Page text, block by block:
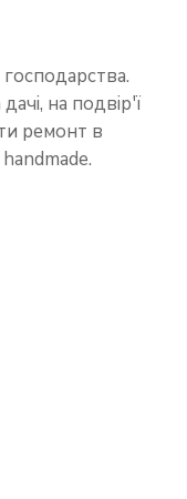
на подвір'ї
ремонт в